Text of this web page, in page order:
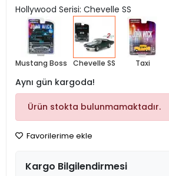
Hollywood Serisi: Chevelle SS
Mustang Boss Chevelle SS Taxi
Aynı gün kargoda!
Ürün stokta bulunmamaktadır.
Favorilerime ekle
Kargo Bilgilendirmesi